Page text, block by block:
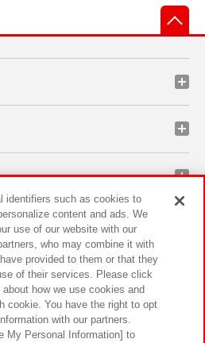
ナビリティ サイトポリシー
ェブアクセシビリティ方針と検証結果
identifiers such as cookies to
content and ads. We
use of our website with our
who may combine it with
provided to them or that they
of their services. Please click
how we use cookies and
cookie. You have the right to opt
with our partners.
My Personal Information] to